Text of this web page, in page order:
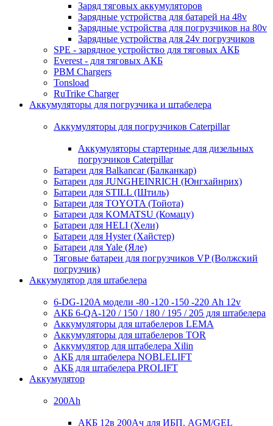
Заряд тяговых аккумуляторов
Зарядные устройства для батарей на 48v
Зарядные устройства для погрузчиков на 80v
Зарядные устройства для 24v погрузчиков
SPE - зарядное устройство для тяговых АКБ
Everest - для тяговых АКБ
PBM Chargers
Tonsload
RuTrike Charger
Аккумуляторы для погрузчика и штабелера
Аккумуляторы для погрузчиков Caterpillar
Аккумуляторы стартерные для дизельных
погрузчиков Caterpillar
Батареи для Balkancar (Балканкар)
Батареи для JUNGHEINRICH (Юнгхайнрих)
Батареи для STILL (Штиль)
Батареи для TOYOTA (Тойота)
Батареи для KOMATSU (Комацу)
Батареи для HELI (Хели)
Батареи для Hyster (Хайстер)
Батареи для Yale (Яле)
Тяговые батареи для погрузчиков VP (Волжский
погрузчик)
Аккумулятор для штабелера
6-DG-120A модели -80 -120 -150 -220 Ah 12v
АКБ 6-QA-120 / 150 / 180 / 195 / 205 для штабелера
Аккумуляторы для штабелеров LEMA
Аккумуляторы для штабелеров TOR
Аккумулятор для штабелера Xilin
АКБ для штабелера NOBLELIFT
АКБ для штабелера PROLIFT
Аккумулятор
200Ah
АКБ 12в 200Ач для ИБП. AGM/GEL